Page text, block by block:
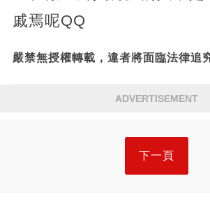
戚焉呢QQ
嚴禁無授權轉載，違者將面臨法律追
ADVERTISEMENT
下一頁